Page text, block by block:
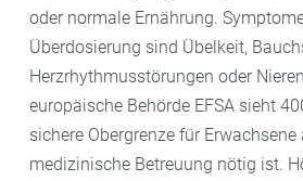
oder normale Ernährung.
Überdosierung sind Übelkeit,
Herzrhythmusstörungen oder
europäische Behörde EFSA sieht
sichere Obergrenze für
medizinische Betreuung nötig ist.